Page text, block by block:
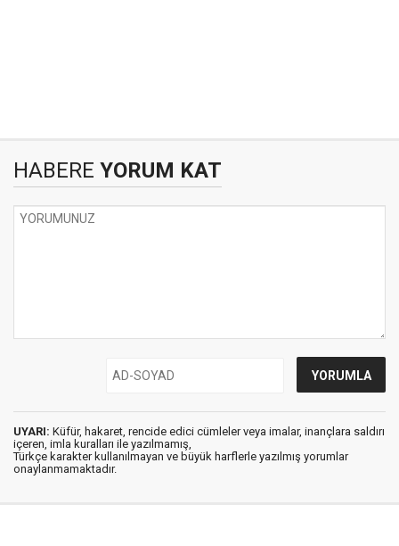
HABERE YORUM KAT
UYARI: Küfür, hakaret, rencide edici cümleler veya imalar, inançlara saldırı
içeren, imla kuralları ile yazılmamış,
Türkçe karakter kullanılmayan ve büyük harflerle yazılmış yorumlar
onaylanmamaktadır.